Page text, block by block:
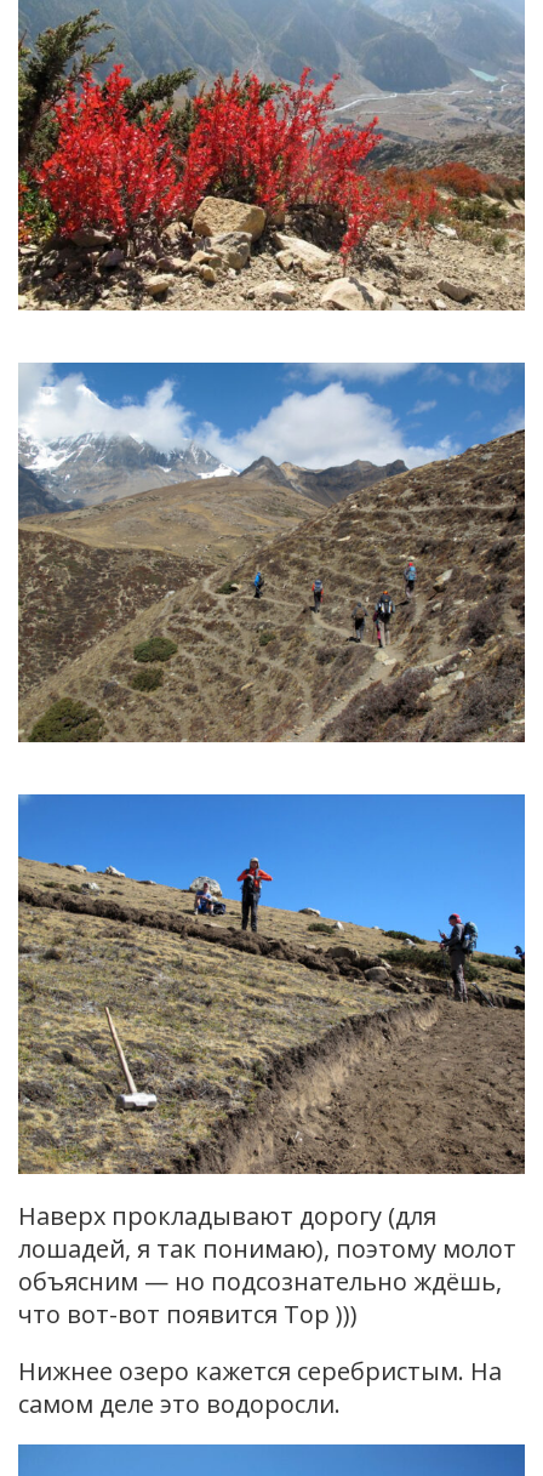
Наверх прокладывают дорогу (для
лошадей, я так понимаю), поэтому молот
объясним — но подсознательно ждёшь,
что вот-вот появится Тор )))
Нижнее озеро кажется серебристым. На
самом деле это водоросли.